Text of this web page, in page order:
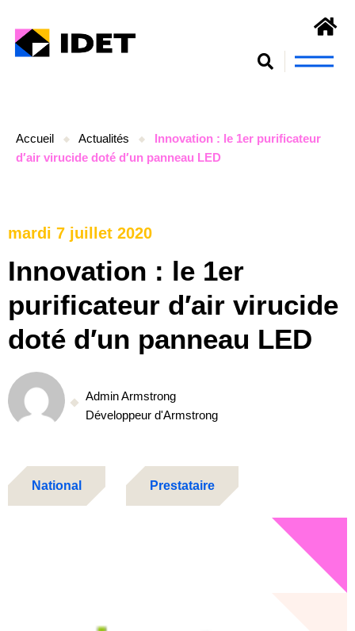
Accueil Actualités
Innovation : le 1er purificateur
d′air virucide doté d′un panneau LED
mardi 7 juillet 2020
Innovation : le 1er
purificateur d′air virucide
doté d′un panneau LED
Admin Armstrong
Développeur d'Armstrong